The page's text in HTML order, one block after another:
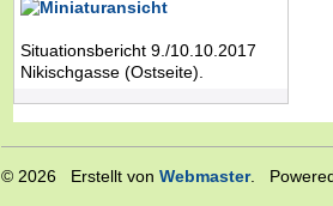
Situationsbericht 9./10.10.2017
Nikischgasse (Ostseite).
© 2026 Erstellt von Webmaster.